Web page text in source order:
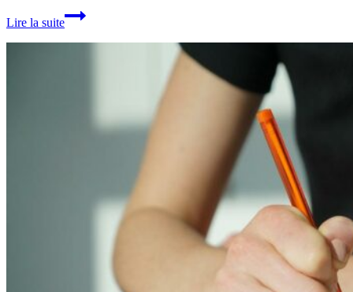
Lire la suite
Comment
différencier